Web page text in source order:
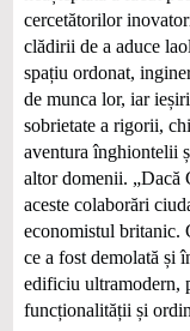
cercetătorilor
clădirii de a aduce
spațiu ordonat,
de munca lor, iar
sobrietate a rigorii,
aventura înghiontelii
altor domenii. „Dacă
aceste colaborări
economistul britanic.
ce a fost demolată și
edificiu ultramodern,
funcționalității și